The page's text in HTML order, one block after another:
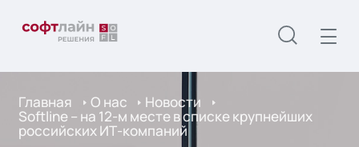
Главная О нас Новости
Softline – на 12-м месте в списке крупнейших
российских ИТ-компаний